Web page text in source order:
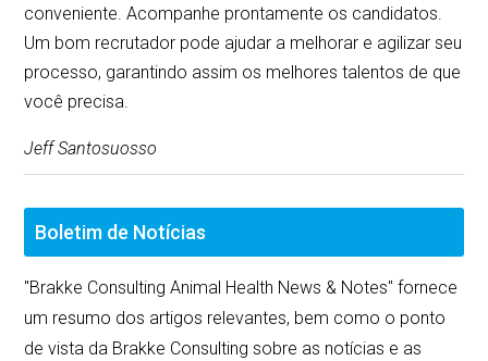
conveniente. Acompanhe prontamente os candidatos.
Um bom recrutador pode ajudar a melhorar e agilizar seu
processo, garantindo assim os melhores talentos de que
você precisa.
Jeff Santosuosso
Boletim de Notícias
"Brakke Consulting Animal Health News & Notes" fornece
um resumo dos artigos relevantes, bem como o ponto
de vista da Brakke Consulting sobre as notícias e as